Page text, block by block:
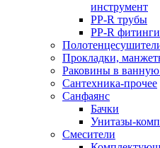
инструмент
PP-R трубы
PP-R фитинги
Прокладки,
Раковины в
Сантехника-прочее
Санфаянс
Бачки
Унитазы-
Смесители